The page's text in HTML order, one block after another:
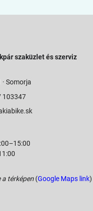
szaküzlet és szerviz
Somorja
103347
a térképen (Google Maps link)